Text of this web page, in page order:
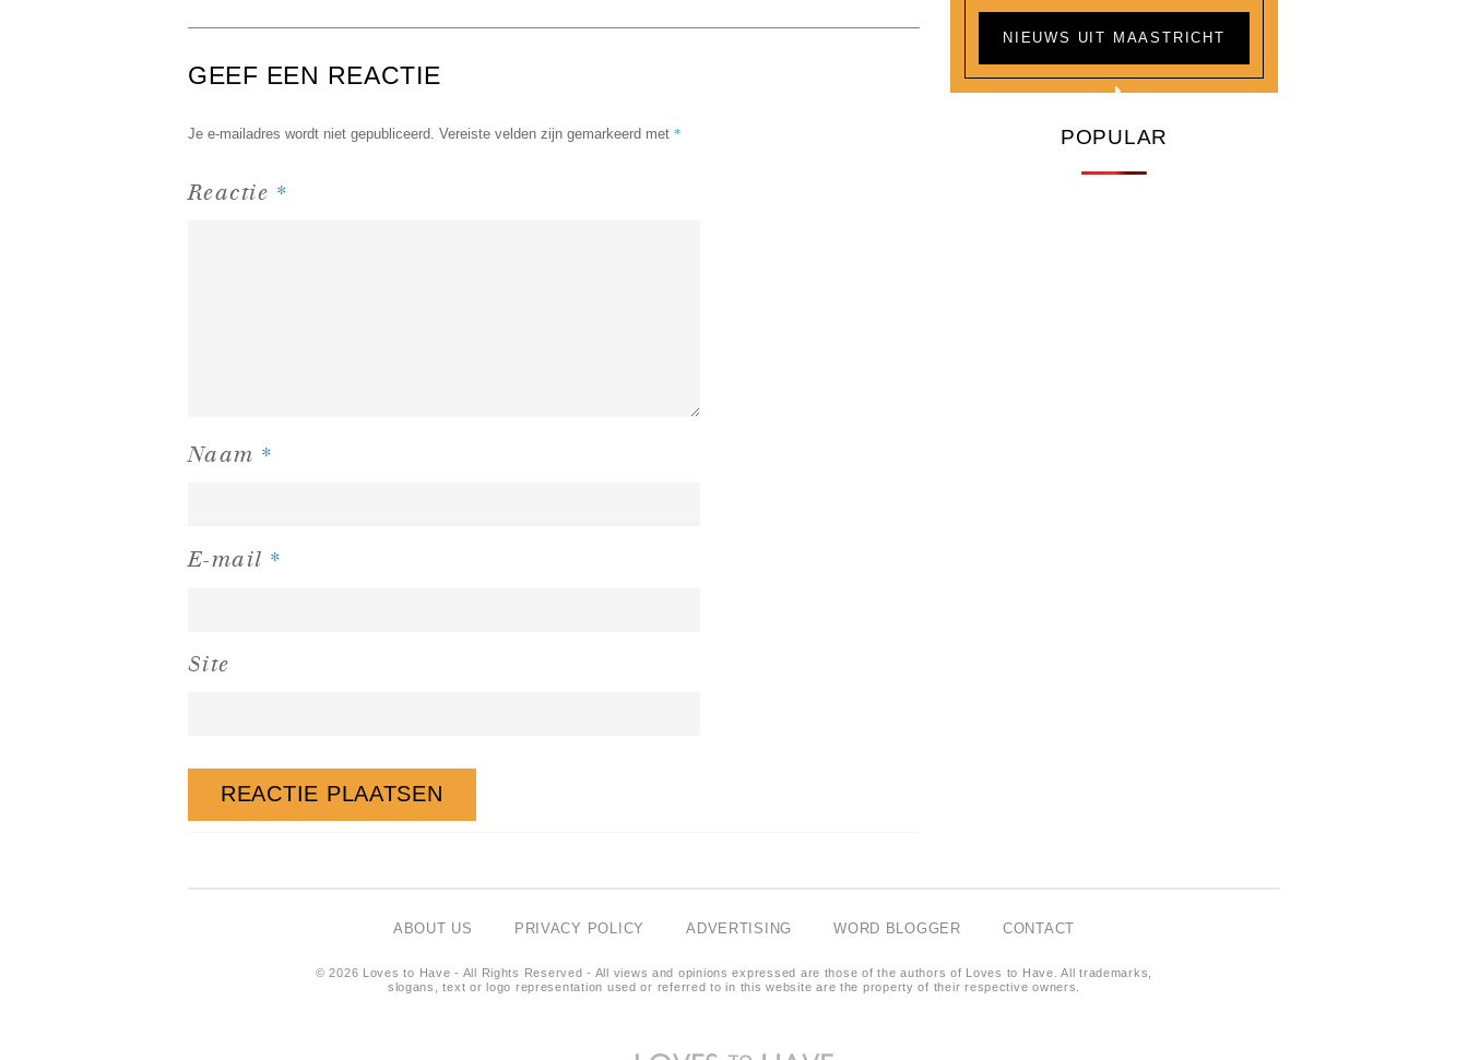
GEEF EEN REACTIE
Je e-mailadres wordt niet gepubliceerd. Vereiste velden zijn gemarkeerd met *
Reactie *
Naam *
E-mail *
Site
NIEUWS UIT MAASTRICHT
POPULAR
ABOUT US PRIVACY POLICY ADVERTISING WORD BLOGGER CONTACT
© 2026 Loves to Have - All Rights Reserved - All views and opinions expressed are those of the authors of Loves to Have. All trademarks,
slogans, text or logo representation used or referred to in this website are the property of their respective owners.